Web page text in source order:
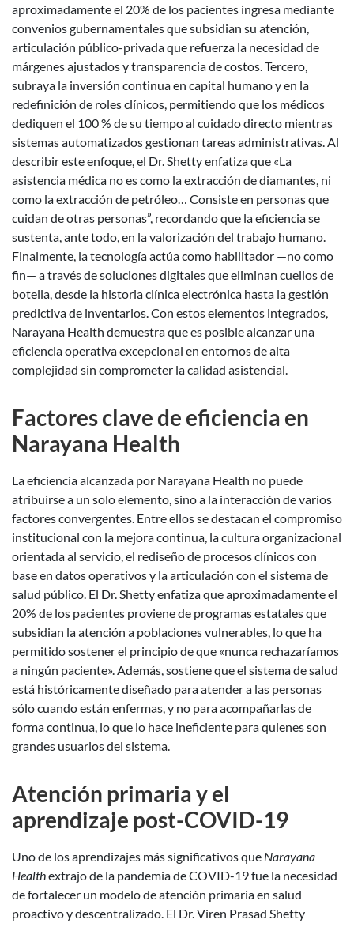
aproximadamente el 20% de los pacientes ingresa mediante
convenios gubernamentales que subsidian su atención,
articulación público-privada que refuerza la necesidad de
márgenes ajustados y transparencia de costos. Tercero,
subraya la inversión continua en capital humano y en la
redefinición de roles clínicos, permitiendo que los médicos
dediquen el 100 % de su tiempo al cuidado directo mientras
sistemas automatizados gestionan tareas administrativas. Al
describir este enfoque, el Dr. Shetty enfatiza que «La
asistencia médica no es como la extracción de diamantes, ni
como la extracción de petróleo… Consiste en personas que
cuidan de otras personas”, recordando que la eficiencia se
sustenta, ante todo, en la valorización del trabajo humano.
Finalmente, la tecnología actúa como habilitador —no como
fin— a través de soluciones digitales que eliminan cuellos de
botella, desde la historia clínica electrónica hasta la gestión
predictiva de inventarios. Con estos elementos integrados,
Narayana Health demuestra que es posible alcanzar una
eficiencia operativa excepcional en entornos de alta
complejidad sin comprometer la calidad asistencial.
Factores clave de eficiencia en
Narayana Health
La eficiencia alcanzada por Narayana Health no puede
atribuirse a un solo elemento, sino a la interacción de varios
factores convergentes. Entre ellos se destacan el compromiso
institucional con la mejora continua, la cultura organizacional
orientada al servicio, el rediseño de procesos clínicos con
base en datos operativos y la articulación con el sistema de
salud público. El Dr. Shetty enfatiza que aproximadamente el
20% de los pacientes proviene de programas estatales que
subsidian la atención a poblaciones vulnerables, lo que ha
permitido sostener el principio de que «nunca rechazaríamos
a ningún paciente». Además, sostiene que el sistema de salud
está históricamente diseñado para atender a las personas
sólo cuando están enfermas, y no para acompañarlas de
forma continua, lo que lo hace ineficiente para quienes son
grandes usuarios del sistema.
Atención primaria y el
aprendizaje post-COVID-19
Uno de los aprendizajes más significativos que Narayana
Healthextrajo de la pandemia de COVID-19 fue la necesidad
de fortalecer un modelo de atención primaria en salud
proactivo y descentralizado. El Dr. Viren Prasad Shetty